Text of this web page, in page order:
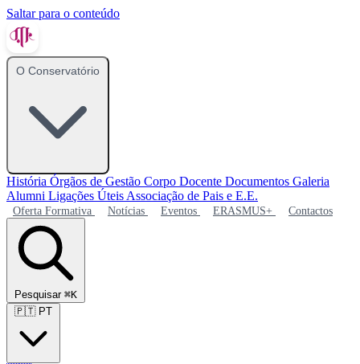
Saltar para o conteúdo
O Conservatório
História Órgãos de Gestão Corpo Docente Documentos Galeria
Alumni Ligações Úteis Associação de Pais e E.E.
Oferta Formativa Notícias Eventos ERASMUS+ Contactos
Pesquisar ⌘K
🇵🇹 PT